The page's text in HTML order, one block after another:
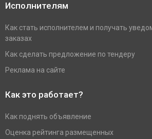
Исполнителям
Как стать исполнителем и получать
заказах
Как сделать предложение по тендеру
Реклама на сайте
Как это работает?
Как поднять объявление
Оценка рейтинга размещенных